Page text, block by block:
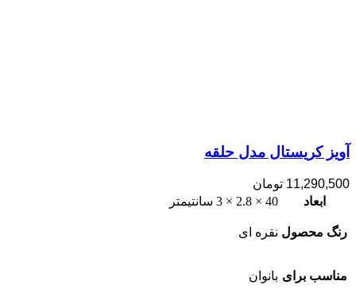
آویز کریستال مدل حلقه
11,290,500 تومان
ابعاد
40 × 2.8 × 3 سانتیمتر
رنگ محصول نقره ای
مناسب برای بانوان